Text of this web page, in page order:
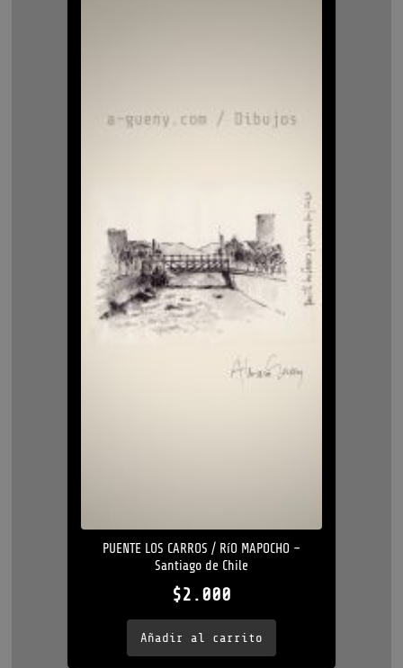
PUENTE LOS CARROS / RíO MAPOCHO –
Santiago de Chile
$2.000
Añadir al carrito